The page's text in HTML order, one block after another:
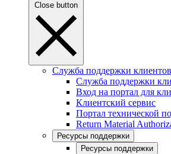
Close button
Служба поддержки клиентов
Служба поддержки
Вход на портал для
Клиентский сервис
Портал технической
Return Material
Ресурсы поддержки
Ресурсы поддержки